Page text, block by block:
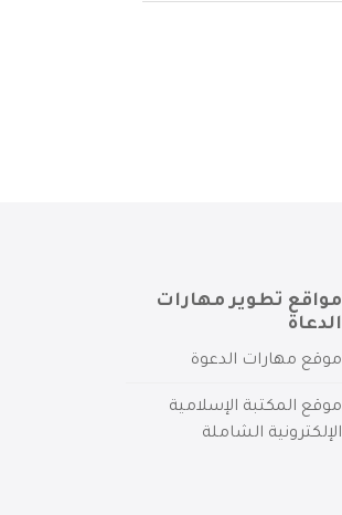
مواقع تطوير مهارات
الدعاة
موقع مهارات الدعوة
موقع المكتبة الإسلامية
الإلكترونية الشاملة